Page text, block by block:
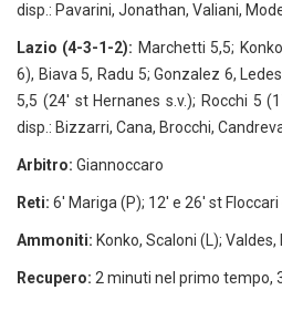
disp.: Pavarini, Jonathan, Valiani,
Lazio (4-3-1-2): Marchetti 5,5;
6), Biava 5, Radu 5; Gonzalez 6,
5,5 (24′ st Hernanes s.v.); Rocchi 5
disp.: Bizzarri, Cana, Brocchi,
Arbitro: Giannoccaro
Reti: 6′ Mariga (P); 12′ e 26′ st
Ammoniti: Konko, Scaloni (L); Valdes,
Recupero: 2 minuti nel primo tempo,